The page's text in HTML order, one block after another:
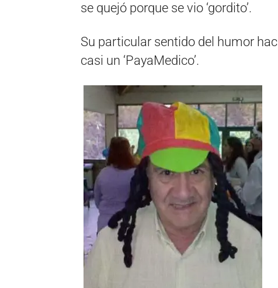
se quejó porque se vio ‘gordito’.
Su particular sentido del humor
casi un ‘PayaMedico’.